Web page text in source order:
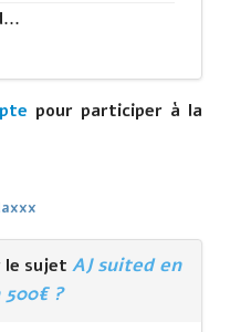
pour participer à la
sujet AJ suited en
?